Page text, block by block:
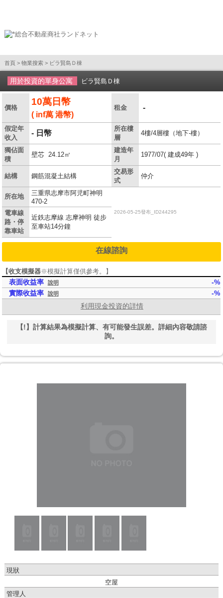
首頁 > 物業搜索 > ビラ賢島Ｄ棟
用於投資的單身公寓 ビラ賢島Ｄ棟
價格
10萬日幣
( inf萬 港幣)
租金 -
假定年
收入
- 日幣
所在樓
層
4樓/4層樓（地下-樓）
獨佔面
積
壁芯 24.12㎡
建造年
月
1977/07( 建成49年 )
結構 鋼筋混凝土結構
交易形
式
仲介
所在地
三重県志摩市阿児町神明
470-2
2026-05-25發布_ID244295
電車線
路・停
靠車站
近鉄志摩線 志摩神明 徒步
至車站14分鐘
在線諮詢
【收支模擬器※模擬計算僅供參考。 】
表面收益率 說明
-%
實際收益率
說明 -%
利用現金投資的詳情
【!】計算結果為模擬計算、有可能發生誤差。詳細內容敬請諮
詢。
現狀
空屋
管理人